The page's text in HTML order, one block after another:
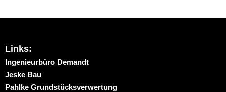
Links:
Ingenieurbüro Demandt
Jeske Bau
Pahlke Grundstücksverwertung